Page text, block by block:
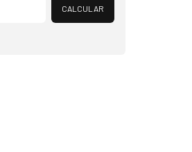
CALCULAR